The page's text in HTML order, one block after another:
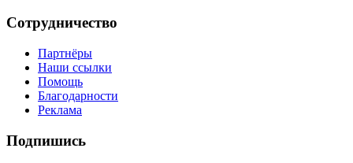
Сотрудничество
Партнёры
Наши ссылки
Помощь
Благодарности
Реклама
Подпишись